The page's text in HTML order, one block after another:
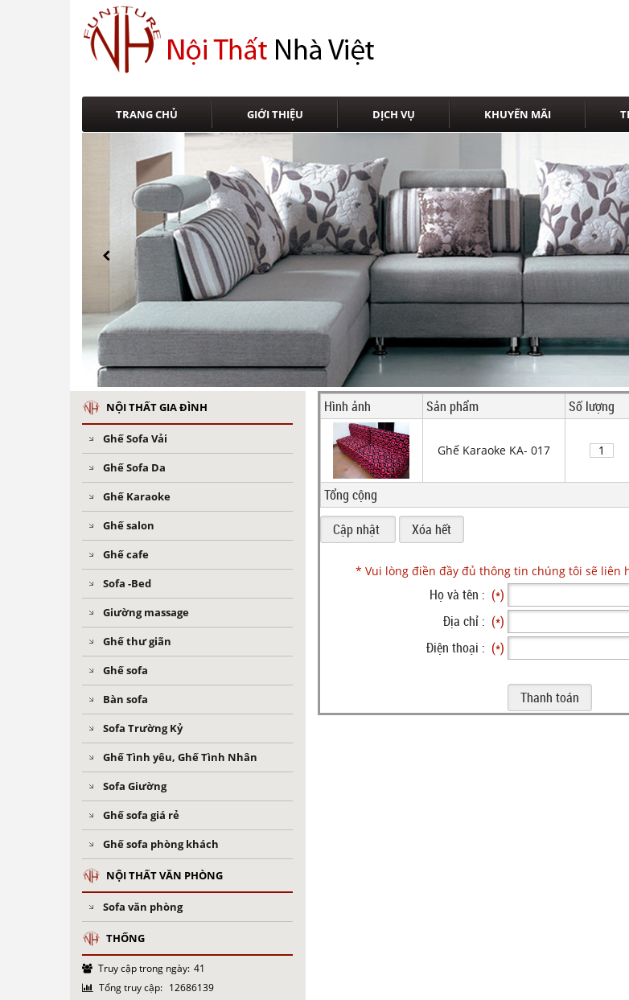
TRANG CHỦ GIỚI THIỆU DỊCH VỤ KHUYẾN MÃI
NỘI THẤT GIA ĐÌNH
Ghế Sofa Vải
Ghế Sofa Da
Ghế Karaoke
Ghế salon
Ghế cafe
Sofa -Bed
Giường massage
Ghế thư giãn
Ghế sofa
Bàn sofa
Sofa Trường Kỷ
Ghế Tình yêu, Ghế Tình Nhân
Sofa Giường
Ghế sofa giá rẻ
Ghế sofa phòng khách
NỘI THẤT VĂN PHÒNG
Sofa văn phòng
THỐNG
Truy cập trong ngày: 41
Tổng truy cập: 12686139
Hình ảnh Sản phẩm Số lượng
Ghế Karaoke KA- 017
Tổng cộng
* Vui lòng điền đầy đủ thông tin chúng tôi sẽ liên
Họ và tên : (*)
Địa chỉ : (*)
Điện thoại : (*)